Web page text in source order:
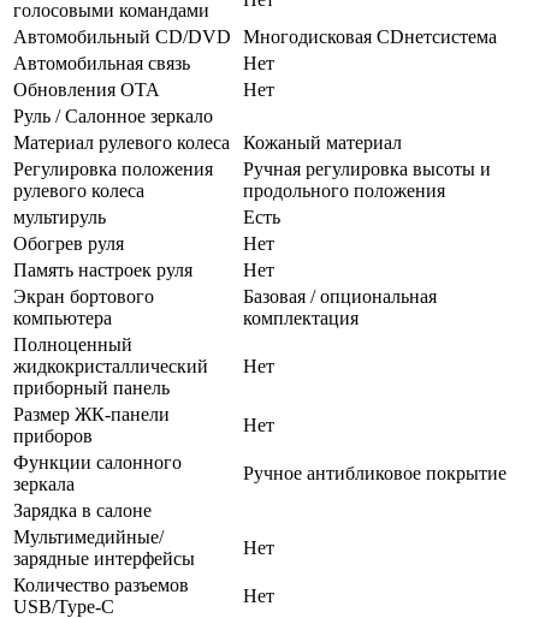
голосовыми командами
Автомобильный CD/DVD
Многодисковая CDнетсистема
Автомобильная связь
Нет
Обновления OTA
Нет
Руль / Салонное зеркало
Материал рулевого колеса
Кожаный материал
Регулировка положения
рулевого колеса
Ручная регулировка высоты и
продольного положения
мультируль
Есть
Обогрев руля
Нет
Память настроек руля
Нет
Экран бортового
компьютера
Базовая / опциональная
комплектация
Полноценный
жидкокристаллический
приборный панель
Нет
Размер ЖК-панели
приборов
Нет
Функции салонного
зеркала
Ручное антибликовое покрытие
Зарядка в салоне
Мультимедийные/
зарядные интерфейсы
Нет
Количество разъемов
USB/Type-C
Нет